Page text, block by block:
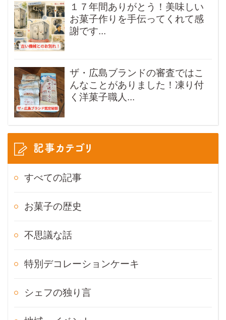
１７年間ありがとう！美味しい
お菓子作りを手伝ってくれて感
謝です...
ザ・広島ブランドの審査ではこ
んなことがありました！凍り付
く洋菓子職人...
記事カテゴリ
すべての記事
お菓子の歴史
不思議な話
特別デコレーションケーキ
シェフの独り言